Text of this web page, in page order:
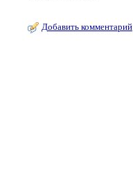
Добавить комментарий